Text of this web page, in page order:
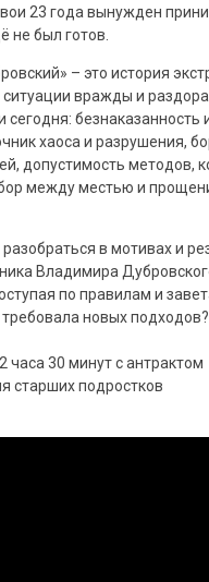
23 года вынужден
не был готов.
– это история
вражды и
безнаказанность
хаоса и разрушения,
допустимость методов,
между местью и
в мотивах и
Владимира
по правилам и
новых подходов?
часа 30 минут с антрактом
старших подростков